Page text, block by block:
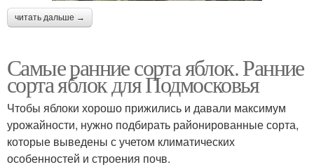
читать дальше →
Самые ранние сорта яблок. Ранние
сорта яблок для Подмосковья
Чтобы яблоки хорошо прижились и давали максимум
урожайности, нужно подбирать районированные сорта,
которые выведены с учетом климатических
особенностей и строения почв.